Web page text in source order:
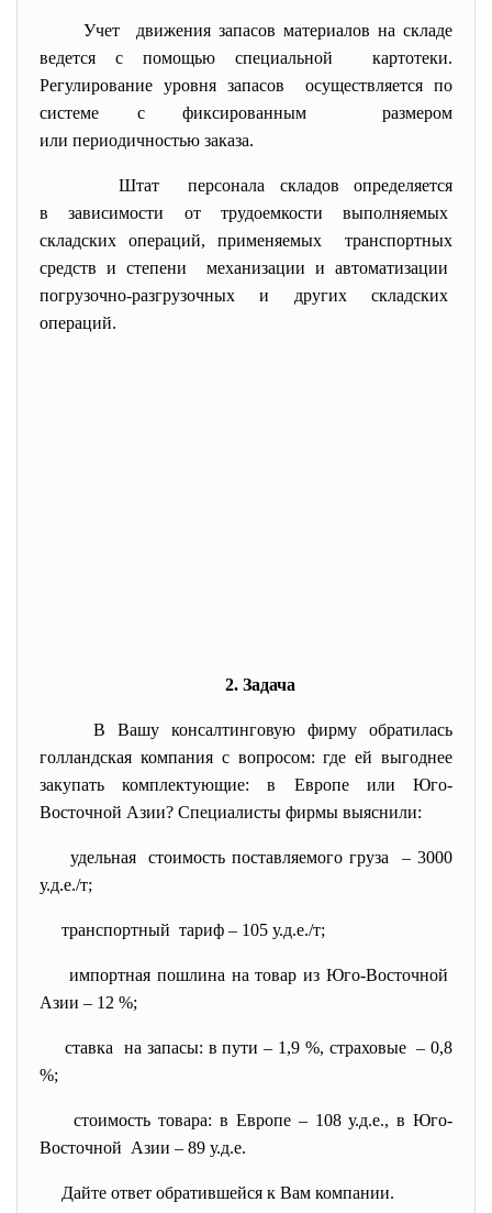
Учет движения запасов материалов на складе
ведется с помощью специальной картотеки.
Регулирование уровня запасов осуществляется по
системе с фиксированным размером
или периодичностью заказа.
Штат персонала складов определяется
в зависимости от трудоемкости выполняемых
складских операций, применяемых транспортных
средств и степени механизации и автоматизации
погрузочно-разгрузочных и других складских
операций.
2. Задача
В Вашу консалтинговую фирму обратилась
голландская компания с вопросом: где ей выгоднее
закупать комплектующие: в Европе или Юго-
Восточной Азии? Специалисты фирмы выяснили:
удельная стоимость поставляемого груза – 3000
у.д.е./т;
транспортный тариф – 105 у.д.е./т;
импортная пошлина на товар из Юго-Восточной
Азии – 12 %;
ставка на запасы: в пути – 1,9 %, страховые – 0,8
%;
стоимость товара: в Европе – 108 у.д.е., в Юго-
Восточной Азии – 89 у.д.е.
Дайте ответ обратившейся к Вам компании.